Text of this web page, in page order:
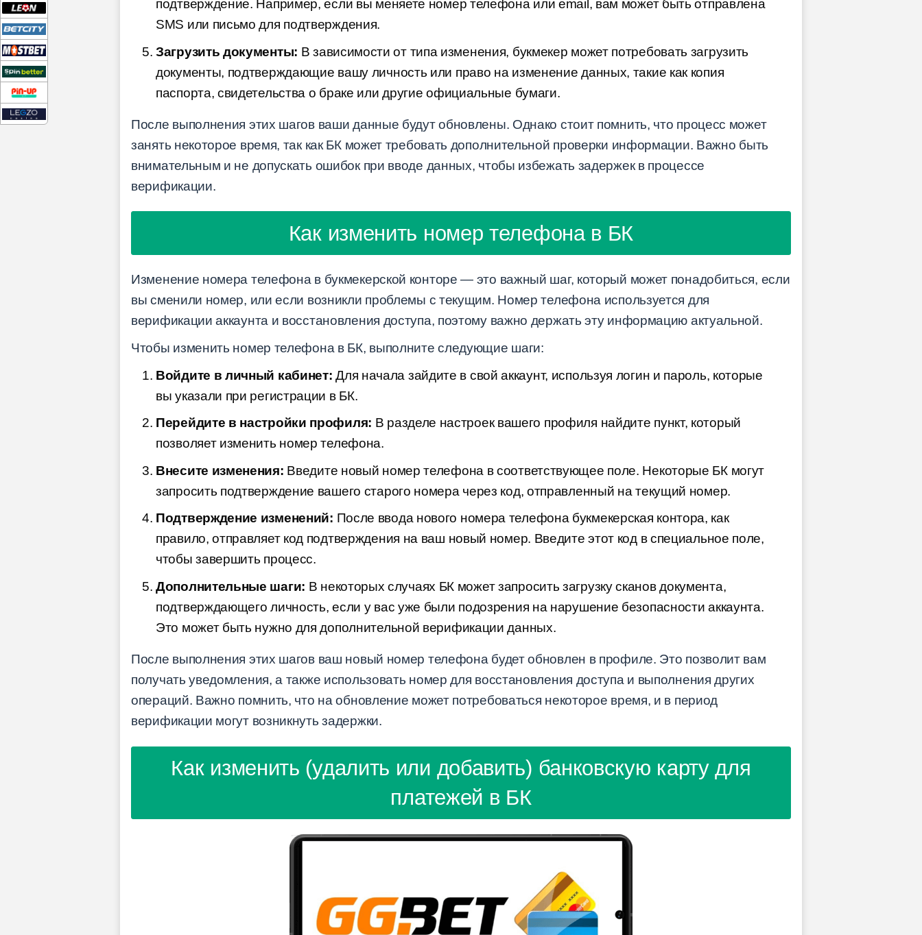
подтверждение. Например, если вы меняете номер телефона или email, вам может быть отправлена
SMS или письмо для подтверждения.
Загрузить документы: В зависимости от типа изменения, букмекер может потребовать загрузить
документы, подтверждающие вашу личность или право на изменение данных, такие как копия
паспорта, свидетельства о браке или другие официальные бумаги.
После выполнения этих шагов ваши данные будут обновлены. Однако стоит помнить, что процесс может
занять некоторое время, так как БК может требовать дополнительной проверки информации. Важно быть
внимательным и не допускать ошибок при вводе данных, чтобы избежать задержек в процессе
верификации.
Как изменить номер телефона в БК
Изменение номера телефона в букмекерской конторе — это важный шаг, который может понадобиться, если
вы сменили номер, или если возникли проблемы с текущим. Номер телефона используется для
верификации аккаунта и восстановления доступа, поэтому важно держать эту информацию актуальной.
Чтобы изменить номер телефона в БК, выполните следующие шаги:
Войдите в личный кабинет: Для начала зайдите в свой аккаунт, используя логин и пароль, которые
вы указали при регистрации в БК.
Перейдите в настройки профиля: В разделе настроек вашего профиля найдите пункт, который
позволяет изменить номер телефона.
Внесите изменения: Введите новый номер телефона в соответствующее поле. Некоторые БК могут
запросить подтверждение вашего старого номера через код, отправленный на текущий номер.
Подтверждение изменений: После ввода нового номера телефона букмекерская контора, как
правило, отправляет код подтверждения на ваш новый номер. Введите этот код в специальное поле,
чтобы завершить процесс.
Дополнительные шаги: В некоторых случаях БК может запросить загрузку сканов документа,
подтверждающего личность, если у вас уже были подозрения на нарушение безопасности аккаунта.
Это может быть нужно для дополнительной верификации данных.
После выполнения этих шагов ваш новый номер телефона будет обновлен в профиле. Это позволит вам
получать уведомления, а также использовать номер для восстановления доступа и выполнения других
операций. Важно помнить, что на обновление может потребоваться некоторое время, и в период
верификации могут возникнуть задержки.
Как изменить (удалить или добавить) банковскую карту для
платежей в БК